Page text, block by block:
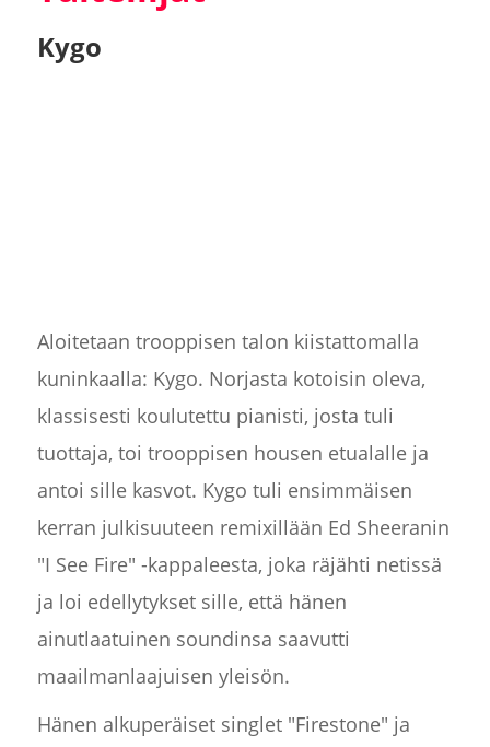
Kygo
Aloitetaan trooppisen talon kiistattomalla
kuninkaalla: Kygo. Norjasta kotoisin oleva,
klassisesti koulutettu pianisti, josta tuli
tuottaja, toi trooppisen housen etualalle ja
antoi sille kasvot. Kygo tuli ensimmäisen
kerran julkisuuteen remixillään Ed Sheeranin
"I See Fire" -kappaleesta, joka räjähti netissä
ja loi edellytykset sille, että hänen
ainutlaatuinen soundinsa saavutti
maailmanlaajuisen yleisön.
Hänen alkuperäiset singlet "Firestone" ja